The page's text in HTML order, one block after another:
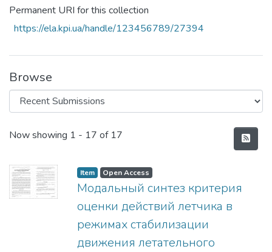
Permanent URI for this collection
https://ela.kpi.ua/handle/123456789/27394
Browse
Recent Submissions
Now showing 1 - 17 of 17
Item Open Access
Модальный синтез критерия
оценки действий летчика в
режимах стабилизации
движения летательного